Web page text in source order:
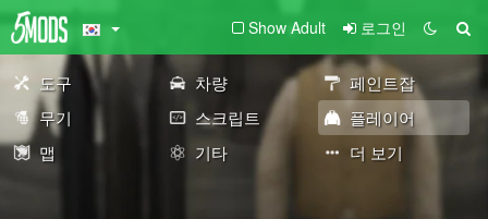
Show Adult 로그인
도구 차량
페인트잡
무기
스크립트
플레이어
맵
기타 더 보기